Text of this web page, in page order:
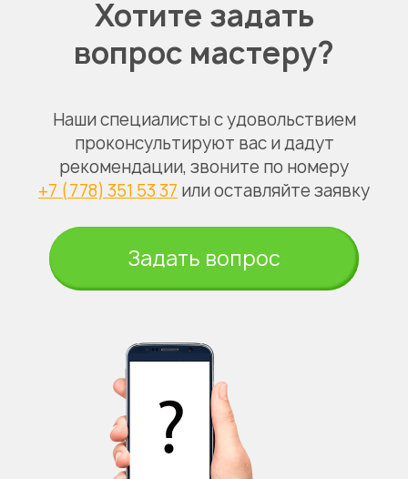
Хотите задать
вопрос мастеру?
Наши специалисты с удовольствием
проконсультируют вас и дадут
рекомендации, звоните по номеру
+7 (778) 351 53 37 или оставляйте заявку
Задать вопрос